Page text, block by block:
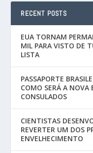
RECENT POSTS
EUA TORNAM
MIL PARA VISTO DE
LISTA
PASSAPORTE
COMO SERÁ A NOVA
CONSULADOS
CIENTISTAS
REVERTER UM DOS
ENVELHECIMENTO